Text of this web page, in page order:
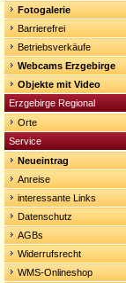
Fotogalerie
Barrierefrei
Betriebsverkäufe
Webcams Erzgebirge
Objekte mit Video
Erzgebirge Regional
Orte
Service
Neueintrag
Anreise
interessante Links
Datenschutz
AGBs
Widerrufsrecht
WMS-Onlineshop